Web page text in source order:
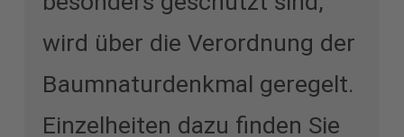
wird über die Verordnung der
Baumnaturdenkmal geregelt.
Einzelheiten dazu finden Sie